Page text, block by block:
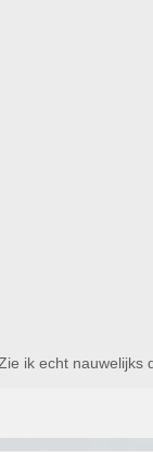
ik echt nauwelijks